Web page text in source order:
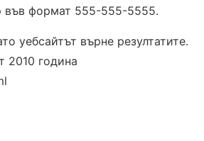
във формат 555-555-5555.
уебсайтът върне резултатите.
2010 година